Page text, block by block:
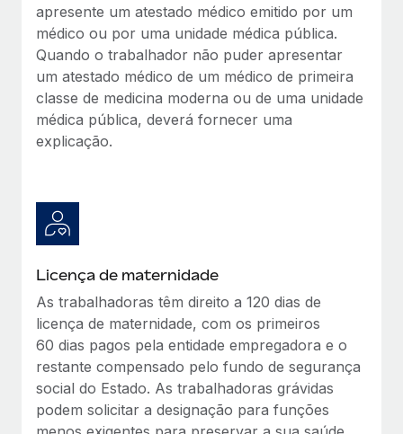
apresente um atestado médico emitido por um
médico ou por uma unidade médica pública.
Quando o trabalhador não puder apresentar
um atestado médico de um médico de primeira
classe de medicina moderna ou de uma unidade
médica pública, deverá fornecer uma
explicação.
Licença de maternidade
As trabalhadoras têm direito a 120 dias de
licença de maternidade, com os primeiros
60 dias pagos pela entidade empregadora e o
restante compensado pelo fundo de segurança
social do Estado. As trabalhadoras grávidas
podem solicitar a designação para funções